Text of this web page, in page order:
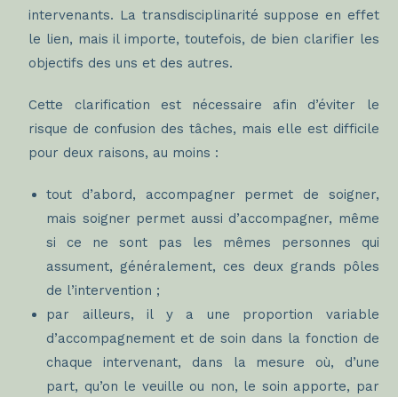
intervenants. La transdisciplinarité suppose en effet
le lien, mais il importe, toutefois, de bien clarifier les
objectifs des uns et des autres.
Cette clarification est nécessaire afin d’éviter le
risque de confusion des tâches, mais elle est difficile
pour deux raisons, au moins :
tout d’abord, accompagner permet de soigner,
mais soigner permet aussi d’accompagner, même
si ce ne sont pas les mêmes personnes qui
assument, généralement, ces deux grands pôles
de l’intervention ;
par ailleurs, il y a une proportion variable
d’accompagnement et de soin dans la fonction de
chaque intervenant, dans la mesure où, d’une
part, qu’on le veuille ou non, le soin apporte, par